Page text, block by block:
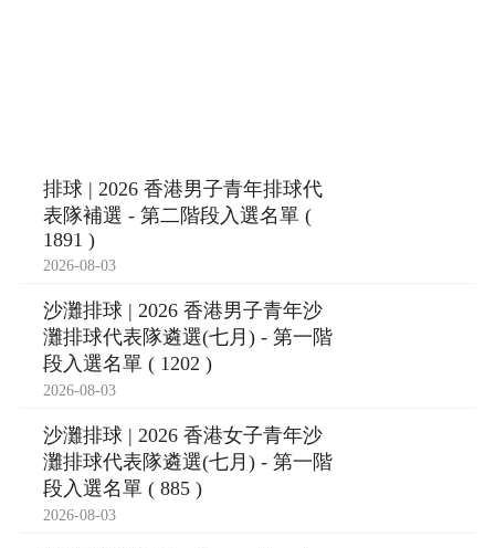
排球 | 2026 香港男子青年排球代
表隊補選 - 第二階段入選名單 (
1891 )
2026-08-03
沙灘排球 | 2026 香港男子青年沙
灘排球代表隊遴選(七月) - 第一階
段入選名單 ( 1202 )
2026-08-03
沙灘排球 | 2026 香港女子青年沙
灘排球代表隊遴選(七月) - 第一階
段入選名單 ( 885 )
2026-08-03